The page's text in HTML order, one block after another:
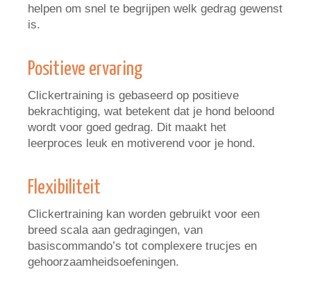
helpen om snel te begrijpen welk gedrag gewenst
is.
Positieve ervaring
Clickertraining is gebaseerd op positieve
bekrachtiging, wat betekent dat je hond beloond
wordt voor goed gedrag. Dit maakt het
leerproces leuk en motiverend voor je hond.
Flexibiliteit
Clickertraining kan worden gebruikt voor een
breed scala aan gedragingen, van
basiscommando’s tot complexere trucjes en
gehoorzaamheidsoefeningen.